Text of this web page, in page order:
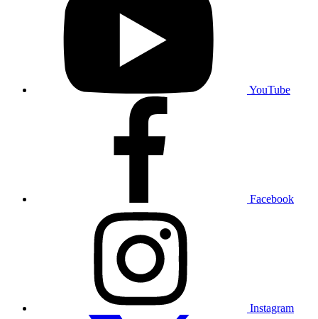
YouTube-
YouTube
Facebook
Instagram